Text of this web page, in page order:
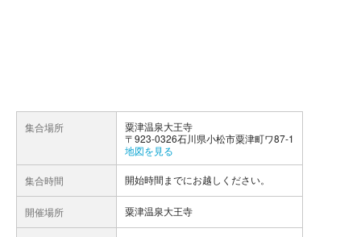
集合場所
粟津温泉大王寺
〒923-0326石川県小松市粟津町ワ87-1
地図を見る
集合時間 開始時間までにお越しください。
開催場所 粟津温泉大王寺